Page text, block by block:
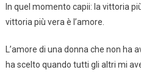
In quel momento capii: la vittoria
vittoria più vera è l’amore.
L’amore di una donna che non ha
ha scelto quando tutti gli altri mi